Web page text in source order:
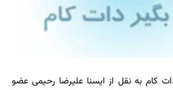
كام به نقل از ایسنا علیرضا رحیمی عضو